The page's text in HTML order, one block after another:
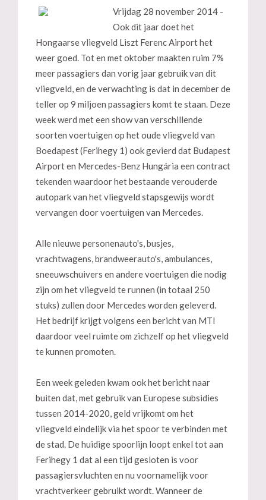
Vrijdag 28 november 2014 -
Ook dit jaar doet het
Hongaarse vliegveld Liszt Ferenc Airport het
weer goed. Tot en met oktober maakten ruim 7%
meer passagiers dan vorig jaar gebruik van dit
vliegveld, en de verwachting is dat in december de
teller op 9 miljoen passagiers komt te staan. Deze
week werd met een show van verschillende
soorten voertuigen op het oude vliegveld van
Boedapest (Ferihegy 1) ook gevierd dat Budapest
Airport en Mercedes-Benz Hungária een contract
tekenden waardoor het bestaande verouderde
autopark van het vliegveld stapsgewijs wordt
vervangen door voertuigen van Mercedes.
Alle nieuwe personenauto's, busjes,
vrachtwagens, brandweerauto's, ambulances,
sneeuwschuivers en andere voertuigen die nodig
zijn om het vliegveld te runnen (in totaal 250
stuks) zullen door Mercedes worden geleverd.
Het bedrijf krijgt volgens een bericht van MTI
daardoor veel ruimte om zichzelf op het vliegveld
te kunnen promoten.
Een week geleden kwam ook het bericht naar
buiten dat, met gebruik van Europese subsidies
tussen 2014-2020, geld vrijkomt om het
vliegveld eindelijk via het spoor te verbinden met
de stad. De huidige spoorlijn loopt enkel tot aan
Ferihegy 1 dat al een tijd gesloten is voor
passagiersvluchten en nu voornamelijk voor
vrachtverkeer gebruikt wordt. Wanneer de